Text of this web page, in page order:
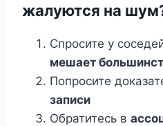
жалуются на
Спросите у
мешает
Попросите
записи
Обратитесь в